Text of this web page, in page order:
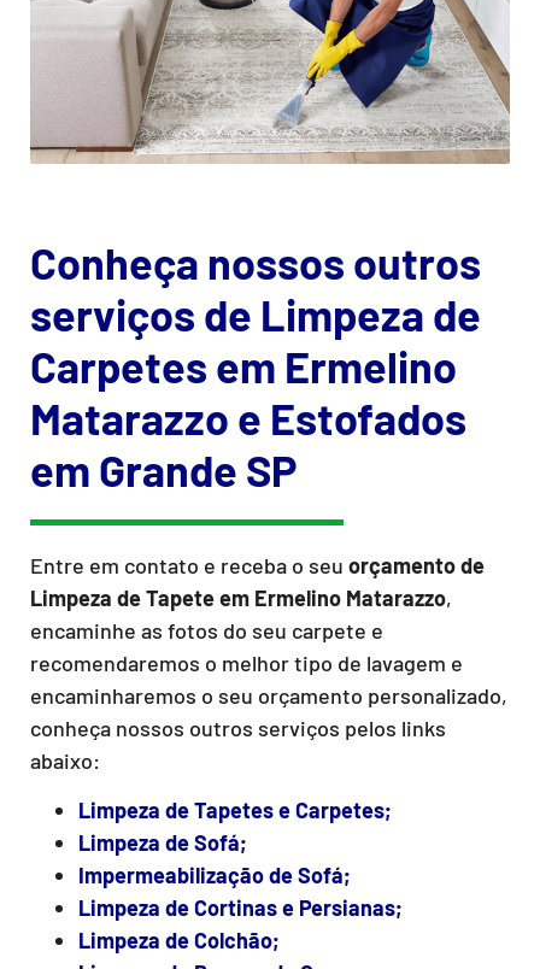
Conheça nossos outros
serviços de Limpeza de
Carpetes em Ermelino
Matarazzo e Estofados
em Grande SP
Entre em contato e receba o seu orçamento de
Limpeza de Tapeteem Ermelino Matarazzo,
encaminhe as fotos do seu carpete e
recomendaremos o melhor tipo de lavagem e
encaminharemos o seu orçamento personalizado,
conheça nossos outros serviços pelos links
abaixo:
Limpeza de Tapetes e Carpetes;
Limpeza de Sofá;
Impermeabilização de Sofá;
Limpeza de Cortinas e Persianas;
Limpeza de Colchão;